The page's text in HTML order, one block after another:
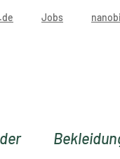
Jobs